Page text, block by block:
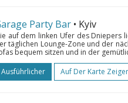
Party Bar • Kyiv
auf dem linken Ufer des Dniepers
täglichen Lounge-Zone und der
bequem sitzen und in der
Ausführlicher
Auf Der Karte